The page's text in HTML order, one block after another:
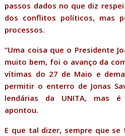
passos dados no que diz
dos conflitos políticos, mas
processos.
“Uma coisa que o Presidente
muito bem, foi o avanço da
vítimas do 27 de Maio e
permitir o enterro de Jonas
lendárias da UNITA, mas é
apontou.
E que tal dizer, sempre que se